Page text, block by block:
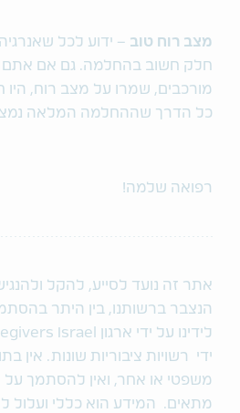
מצב רוח טוב – ידוע לכל שאנרגיה
חלק חשוב בהחלמה. גם אם אתם
מורכבים, שמרו על מצב רוח, היו
כל הדרך שההחלמה המלאה
רפואה שלמה!
אתר זה נועד לסייע, להקל
הנצבר ברשותנו, בין היתר
ידי רשויות ציבוריות שונות. אין
משפטי או אחר, ואין להסתמך על
מתאים. המידע הוא כללי ועלול